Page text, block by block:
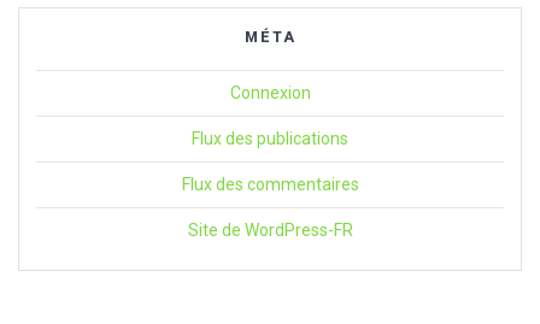
MÉTA
Connexion
Flux des publications
Flux des commentaires
Site de WordPress-FR